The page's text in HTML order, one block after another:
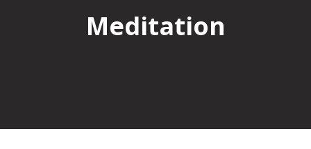
Meditation